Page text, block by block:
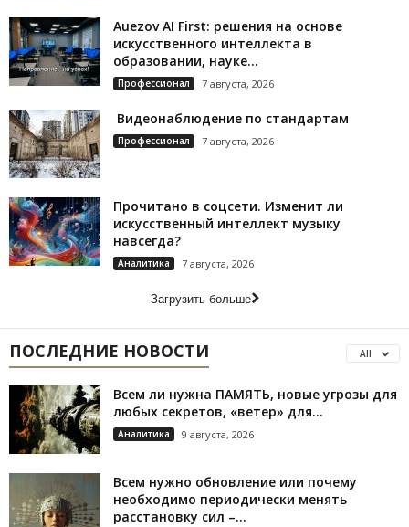
Auezov AI First: решения на основе
искусственного интеллекта в
образовании, науке...
Профессионал 7 августа, 2026
Видеонаблюдение по стандартам
Профессионал 7 августа, 2026
Прочитано в соцсети. Изменит ли
искусственный интеллект музыку
навсегда?
Аналитика 7 августа, 2026
Загрузить больше
ПОСЛЕДНИЕ НОВОСТИ All
Всем ли нужна ПАМЯТЬ, новые угрозы для
любых секретов, «ветер» для...
Аналитика 9 августа, 2026
Всем нужно обновление или почему
необходимо периодически менять
расстановку сил –...